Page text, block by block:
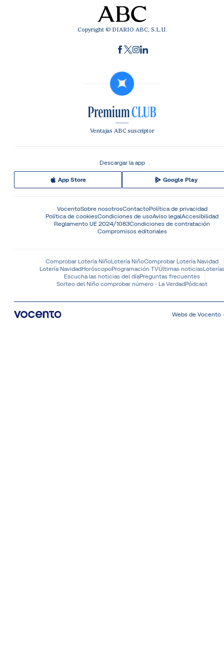
Copyright © DIARIO ABC, S.L.U.
Ventajas ABC suscriptor
Descargar la app
App Store Google Play
VocentoSobre nosotrosContactoPolítica de privacidad
Política de cookiesCondiciones de usoAviso legalAccesibilidad
Reglamento UE 2024/1083Condiciones de contratación
Compromisos editoriales
Comprobar Lotería NiñoLotería NiñoComprobar Lotería Navidad
Lotería NavidadHoróscopoProgramación TVÚltimas noticias
Escucha las noticias del díaPreguntas frecuentes
Sorteo del Niño comprobar número - La VerdadPódcast
Webs de Vocento